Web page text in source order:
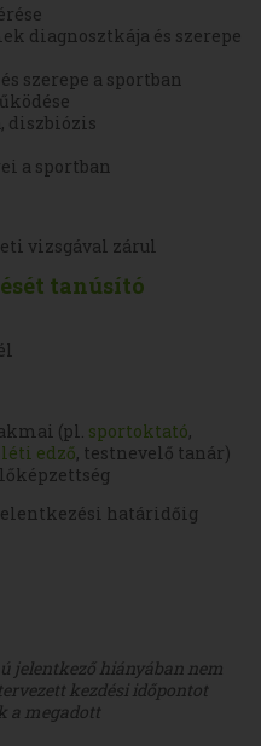
diagnosztkája és szerepe
szerepe a sportban
diszbiózis
a sportban
vizsgával zárul
tanúsító
(pl. sportoktató,
edző, testnevelő tanár)
határidőig
jelentkező hiányában nem
kezdési időpontot
a megadott